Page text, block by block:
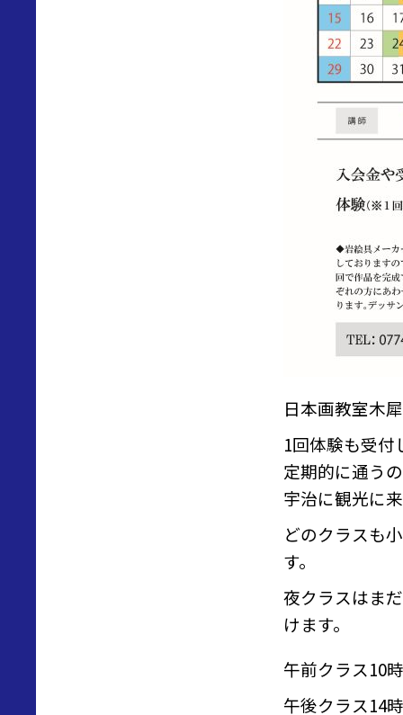
日本画教室木
1回体験も受付
定期的に通う
宇治に観光に
どのクラスも
す。
夜クラスはま
けます。
午前クラス10
午後クラス14